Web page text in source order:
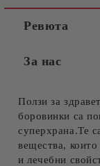
Ревюта
За нас
Ползи за
боровинки са
суперхрана.Те
вещества,
и лечебни